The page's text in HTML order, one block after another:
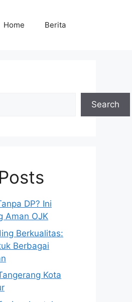
Home Berita
Search
DP? Ini
Aman OJK
Berkualitas:
Berbagai
Kota